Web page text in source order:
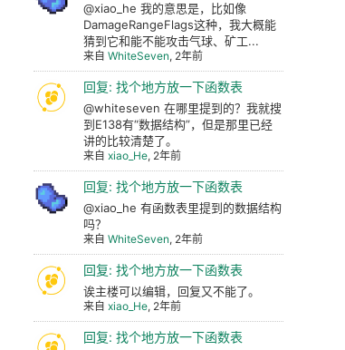
@xiao_he 我的意思是，比如像
DamageRangeFlags这种，我大概能
猜到它和能不能攻击气球、矿工...
来自 WhiteSeven, 2年前
回复: 找个地方放一下函数表
@whiteseven 在哪里提到的？我就搜
到E138有“数据结构”，但是那里已经
讲的比较清楚了。
来自 xiao_He, 2年前
回复: 找个地方放一下函数表
@xiao_he 有函数表里提到的数据结构
吗？
来自 WhiteSeven, 2年前
回复: 找个地方放一下函数表
诶主楼可以编辑，回复又不能了。
来自 xiao_He, 2年前
回复: 找个地方放一下函数表